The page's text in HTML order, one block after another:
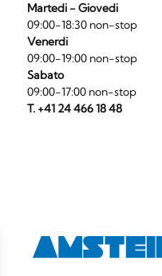
Martedi - Giovedi
09:00-18:30 non-stop
Venerdi
09:00-19:00 non-stop
Sabato
09:00-17:00 non-stop
T. +41 24 466 18 48